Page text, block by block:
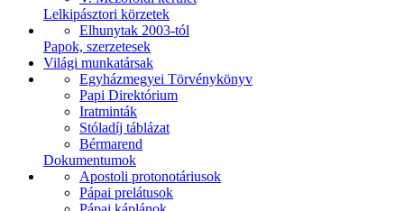
Lelkipásztori körzetek
Elhunytak 2003-tól
Papok, szerzetesek
Világi munkatársak
Egyházmegyei Törvénykönyv
Papi Direktórium
Iratminták
Stóladíj táblázat
Bérmarend
Dokumentumok
Apostoli protonotáriusok
Pápai prelátusok